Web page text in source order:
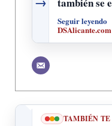
Seguir leyendo
DSAlicante.com
TAMBIÉN